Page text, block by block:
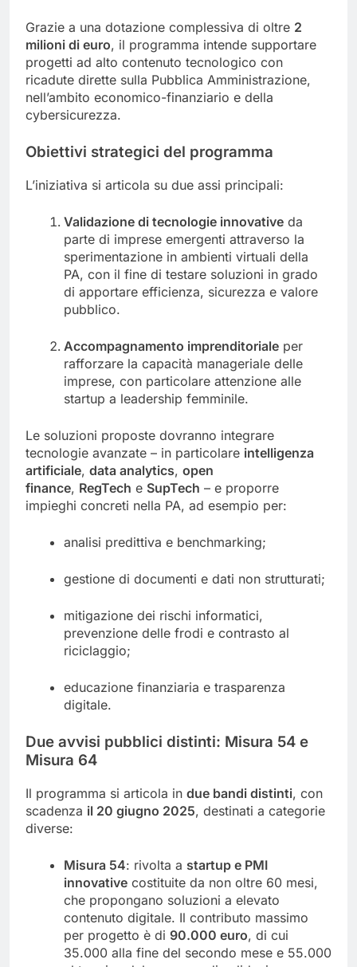
Grazie a una dotazione complessiva di oltre 2
milioni di euro, il programma intende supportare
progetti ad alto contenuto tecnologico con
ricadute dirette sulla Pubblica Amministrazione,
nell’ambito economico-finanziario e della
cybersicurezza.
Obiettivi strategici del programma
L’iniziativa si articola su due assi principali:
Validazione di tecnologie innovative da
parte di imprese emergenti attraverso la
sperimentazione in ambienti virtuali della
PA, con il fine di testare soluzioni in grado
di apportare efficienza, sicurezza e valore
pubblico.
Accompagnamento imprenditoriale per
rafforzare la capacità manageriale delle
imprese, con particolare attenzione alle
startup a leadership femminile.
Le soluzioni proposte dovranno integrare
tecnologie avanzate – in particolare intelligenza
artificiale, data analytics, open
finance, RegTech e SupTech – e proporre
impieghi concreti nella PA, ad esempio per:
analisi predittiva e benchmarking;
gestione di documenti e dati non strutturati;
mitigazione dei rischi informatici,
prevenzione delle frodi e contrasto al
riciclaggio;
educazione finanziaria e trasparenza
digitale.
Due avvisi pubblici distinti: Misura 54 e
Misura 64
Il programma si articola in due bandi distinti, con
scadenza il 20 giugno 2025, destinati a categorie
diverse:
Misura 54: rivolta a startup e PMI
innovative costituite da non oltre 60 mesi,
che propongano soluzioni a elevato
contenuto digitale. Il contributo massimo
per progetto è di 90.000 euro, di cui
35.000 alla fine del secondo mese e 55.000